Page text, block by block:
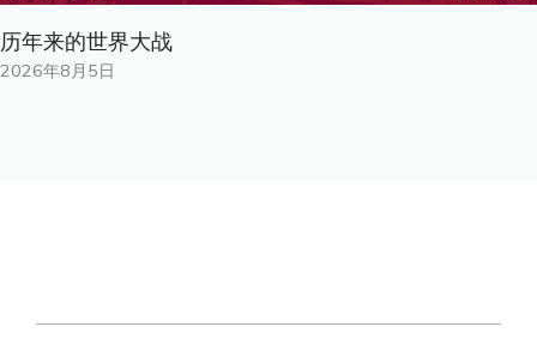
历年来的世界大战
2026年8月5日